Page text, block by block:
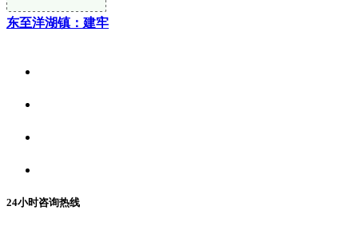
东至洋湖镇：建牢
24小时咨询热线